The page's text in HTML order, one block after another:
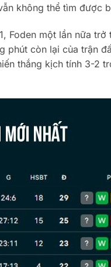
không thể tìm được
Foden một lần nữa trở
phút còn lại của trận
thắng kịch tính 3-2